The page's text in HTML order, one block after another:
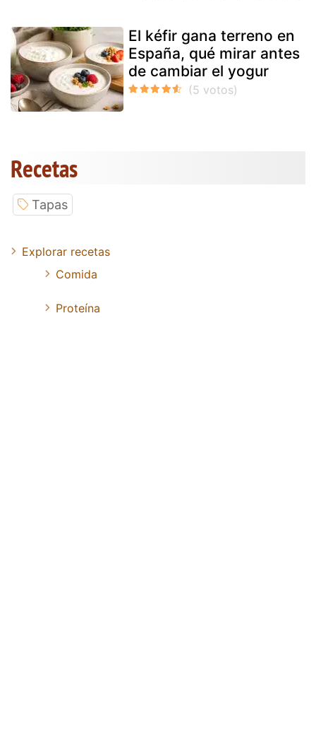
El kéfir gana terreno en
España, qué mirar antes
de cambiar el yogur
Recetas
Tapas
Explorar recetas
Comida
Proteína